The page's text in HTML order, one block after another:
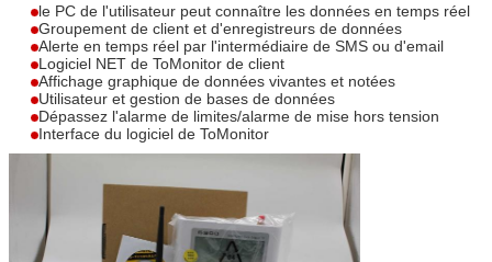
le PC de l'utilisateur peut connaître les données en temps réel
Groupement de client et d'enregistreurs de données
Alerte en temps réel par l'intermédiaire de SMS ou d'email
Logiciel NET de ToMonitor de client
Affichage graphique de données vivantes et notées
Utilisateur et gestion de bases de données
Dépassez l'alarme de limites/alarme de mise hors tension
Interface du logiciel de ToMonitor